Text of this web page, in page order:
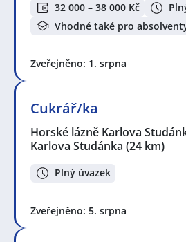
32 000 – 38 000 Kč
Vhodné také pro
Zveřejněno: 1. srpna
Cukrář/ka
Horské lázně Karlova
Karlova Studánka (24 km)
Plný úvazek
Zveřejněno: 5. srpna